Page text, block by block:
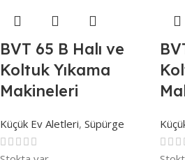
BVT 65 B Halı ve
Koltuk Yıkama
Makineleri
Küçük Ev Aletleri, Süpürge